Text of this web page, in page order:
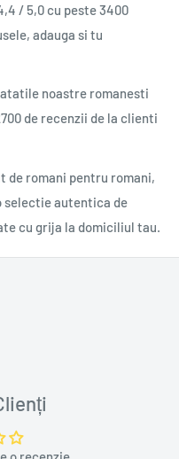
/ 5,0 cu peste 3400
adauga si tu
noastre romanesti
de recenzii de la clienti
de romani pentru romani,
selectie autentica de
cu grija la domiciliul tau.